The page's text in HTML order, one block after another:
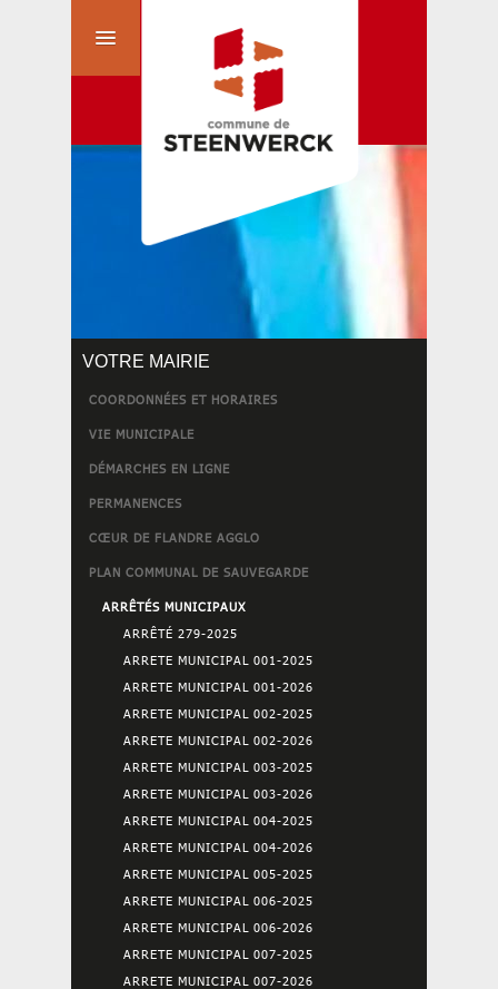
VOTRE MAIRIE
COORDONNÉES ET HORAIRES
VIE MUNICIPALE
DÉMARCHES EN LIGNE
PERMANENCES
CŒUR DE FLANDRE AGGLO
PLAN COMMUNAL DE SAUVEGARDE
ARRÊTÉS MUNICIPAUX
ARRÊTÉ 279-2025
ARRETE MUNICIPAL 001-2025
ARRETE MUNICIPAL 001-2026
ARRETE MUNICIPAL 002-2025
ARRETE MUNICIPAL 002-2026
ARRETE MUNICIPAL 003-2025
ARRETE MUNICIPAL 003-2026
ARRETE MUNICIPAL 004-2025
ARRETE MUNICIPAL 004-2026
ARRETE MUNICIPAL 005-2025
ARRETE MUNICIPAL 006-2025
ARRETE MUNICIPAL 006-2026
ARRETE MUNICIPAL 007-2025
ARRETE MUNICIPAL 007-2026